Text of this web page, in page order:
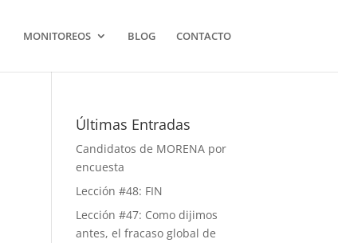
MONITOREOS BLOG CONTACTO
Últimas Entradas
Candidatos de MORENA por
encuesta
Lección #48: FIN
Lección #47: Como dijimos
antes, el fracaso global de